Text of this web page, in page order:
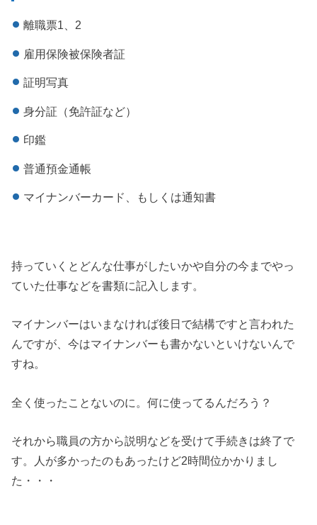
離職票1、2
雇用保険被保険者証
証明写真
身分証（免許証など）
印鑑
普通預金通帳
マイナンバーカード、もしくは通知書
持っていくとどんな仕事がしたいかや自分の今までやっ
ていた仕事などを書類に記入します。
マイナンバーはいまなければ後日で結構ですと言われた
んですが、今はマイナンバーも書かないといけないんで
すね。
全く使ったことないのに。何に使ってるんだろう？
それから職員の方から説明などを受けて手続きは終了で
す。人が多かったのもあったけど2時間位かかりまし
た・・・